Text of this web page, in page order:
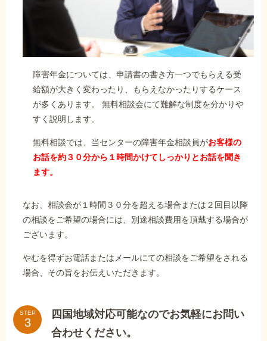
障害年金については、申請書の書き方一つでもらえる受
給額が大きく変わったり、もらえなかったりするケース
が多くあります。 無料相談会にて難解な制度を分かりや
すく説明します。
無料相談では、当センターの障害年金相談員がお客様の
お話を約３０分から１時間かけてしっかりとお話を聞き
ます。
なお、相談会が１時間３０分を超える場合または２回目以降
の相談をご希望の場合には、別途相談費用を頂戴する場合が
ございます。
やむを得ずお電話またはメールにての相談をご希望をされる
場合、その旨をお伝えいただきます。
STEP
四国地域対応可能なのでお気軽にお問い
合わせください。